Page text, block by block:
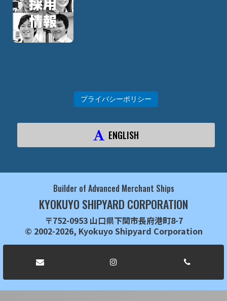
プライバシーポリシー
ENGLISH
Builder of Advanced Merchant Ships
KYOKUYO SHIPYARD CORPORATION
〒752-0953 山口県下関市長府港町8-7
© 2002-2026, Kyokuyo Shipyard Corporation